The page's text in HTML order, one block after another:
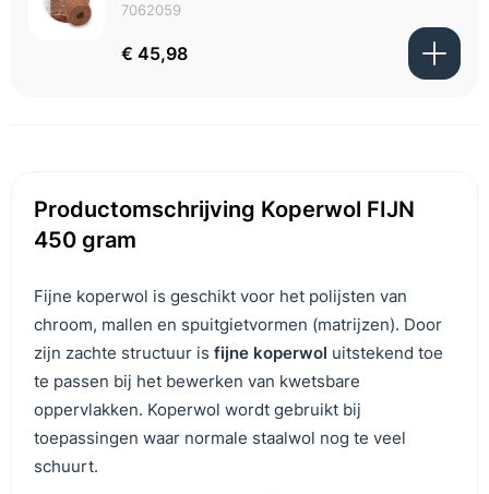
7062059
€ 45,98
Productomschrijving Koperwol FIJN
450 gram
Fijne koperwol is geschikt voor het polijsten van
chroom, mallen en spuitgietvormen (matrijzen). Door
zijn zachte structuur is fijne koperwol uitstekend toe
te passen bij het bewerken van kwetsbare
oppervlakken. Koperwol wordt gebruikt bij
toepassingen waar normale staalwol nog te veel
schuurt.